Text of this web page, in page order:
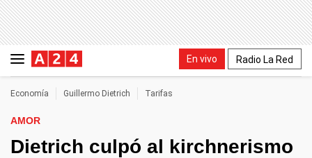
En vivo Radio La Red
Economía Guillermo Dietrich Tarifas
AMOR
Dietrich culpó al kirchnerismo